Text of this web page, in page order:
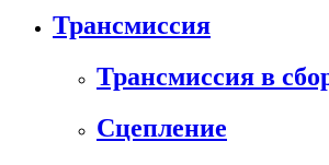
Трансмиссия
Трансмиссия в
Сцепление